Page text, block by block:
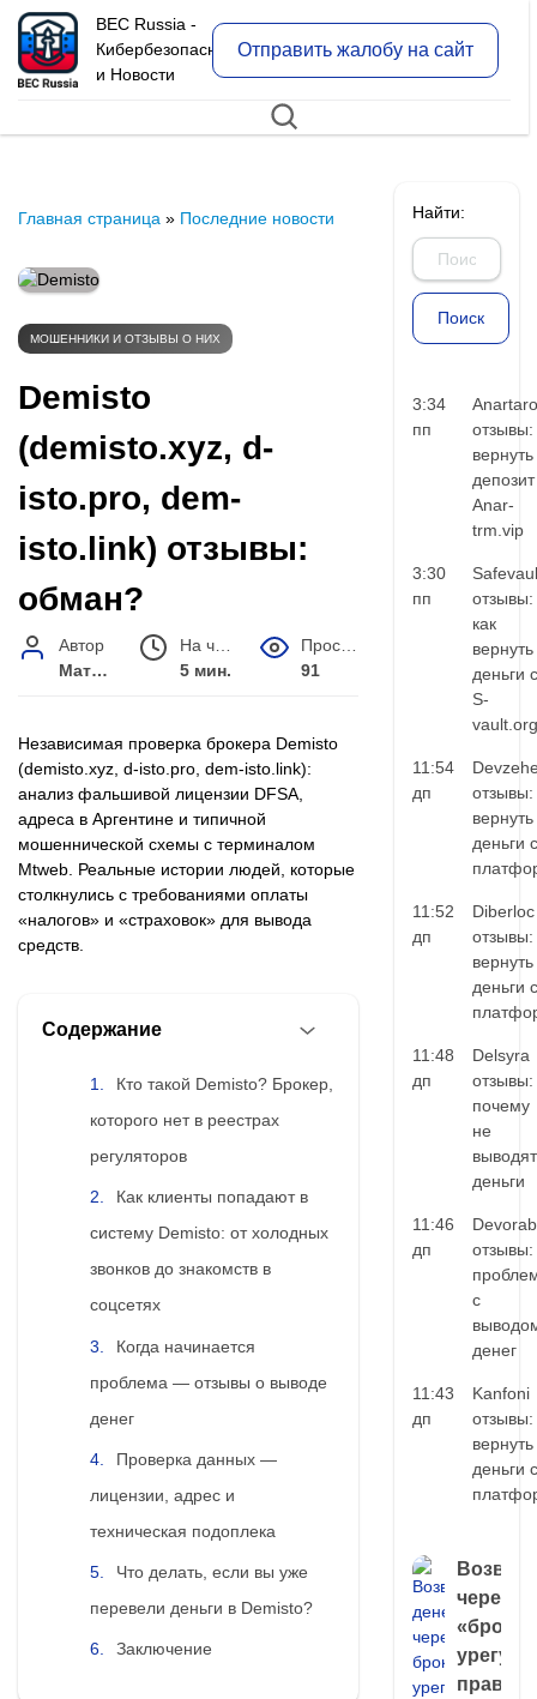
BEC Russia -
Кибербезопасность
и Новости
Отправить жалобу на сайт
Главная страница » Последние новости
МОШЕННИКИ И ОТЗЫВЫ О НИХ
Demisto
(demisto.xyz, d-
isto.pro, dem-
isto.link) отзывы:
обман?
Автор
Матвей Иванов
5 мин.
91
Независимая проверка брокера Demisto
(demisto.xyz, d-isto.pro, dem-isto.link):
анализ фальшивой лицензии DFSA,
адреса в Аргентине и типичной
мошеннической схемы с терминалом
Mtweb. Реальные истории людей, которые
столкнулись с требованиями оплаты
«налогов» и «страховок» для вывода
средств.
Содержание
Кто такой Demisto? Брокер,
которого нет в реестрах
регуляторов
Как клиенты попадают в
систему Demisto: от холодных
звонков до знакомств в
соцсетях
Когда начинается
проблема — отзывы о выводе
денег
Проверка данных —
лицензии, адрес и
техническая подоплека
Что делать, если вы уже
перевели деньги в Demisto?
Заключение
Найти:
3:34
пп
отзывы:
вернуть
Anar-
trm.vip
3:30
пп
отзывы:
как
вернуть
деньги с
S-
vault.org
11:54
дп
отзывы:
вернуть
деньги с
11:52
дп
Diberloc
отзывы:
вернуть
деньги с
11:48
дп
Delsyra
отзывы:
почему
не
выводят
деньги
11:46
дп
отзывы:
с
денег
11:43
дп
Kanfoni
отзывы:
вернуть
деньги с
через
правда